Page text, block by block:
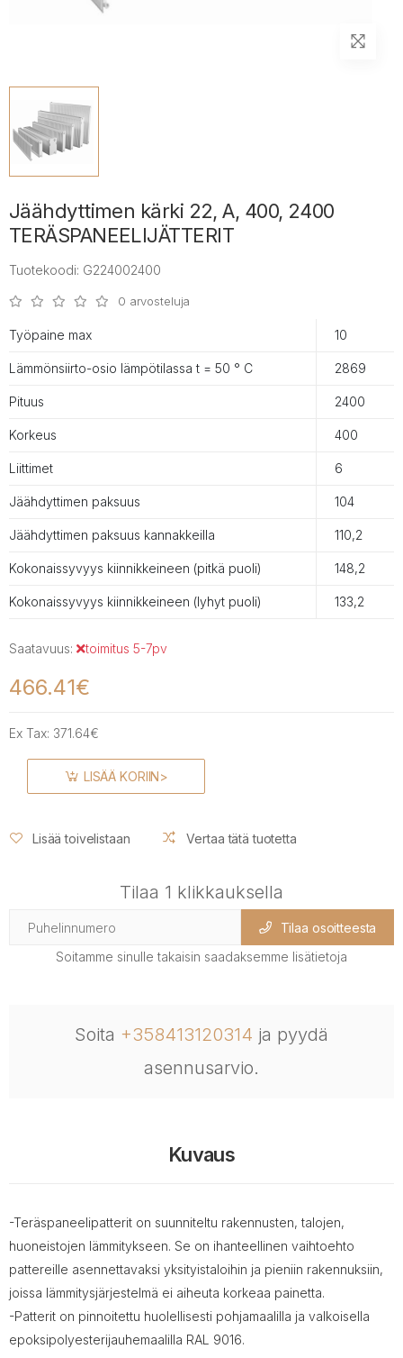
Jäähdyttimen kärki 22, A, 400, 2400
TERÄSPANEELIJÄTTERIT
Tuotekoodi: G224002400
0 arvosteluja
Työpaine max 10
Lämmönsiirto-osio lämpötilassa t = 50 ° С 2869
Pituus 2400
Korkeus 400
Liittimet 6
Jäähdyttimen paksuus 104
Jäähdyttimen paksuus kannakkeilla 110,2
Kokonaissyvyys kiinnikkeineen (pitkä puoli) 148,2
Kokonaissyvyys kiinnikkeineen (lyhyt puoli) 133,2
Saatavuus: toimitus 5-7pv
466.41€
Ex Tax: 371.64€
LISÄÄ KORIIN>
Lisää toivelistaan Vertaa tätä tuotetta
Tilaa 1 klikkauksella
Tilaa osoitteesta
Soitamme sinulle takaisin saadaksemme lisätietoja
Soita +358413120314 ja pyydä
asennusarvio.
Kuvaus
-Teräspaneelipatterit on suunniteltu rakennusten, talojen,
huoneistojen lämmitykseen. Se on ihanteellinen vaihtoehto
pattereille asennettavaksi yksityistaloihin ja pieniin rakennuksiin,
joissa lämmitysjärjestelmä ei aiheuta korkeaa painetta.
-Patterit on pinnoitettu huolellisesti pohjamaalilla ja valkoisella
epoksipolyesterijauhemaalilla RAL 9016.